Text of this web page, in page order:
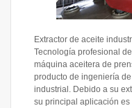
Extractor de aceite
Tecnología profesional
máquina aceitera de
producto de ingeniería
industrial. Debido a su
su principal aplicación